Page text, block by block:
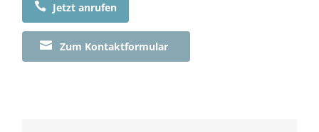
 Jetzt anrufen
 Zum Kontaktformular